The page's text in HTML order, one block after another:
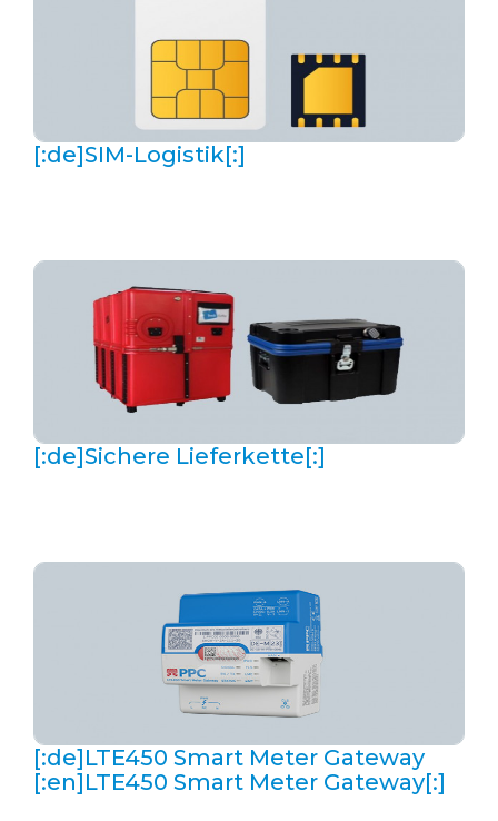
[:de]SIM-Logistik[:]
[:de]Sichere Lieferkette[:]
[:de]LTE450 Smart Meter Gateway
[:en]LTE450 Smart Meter Gateway[:]